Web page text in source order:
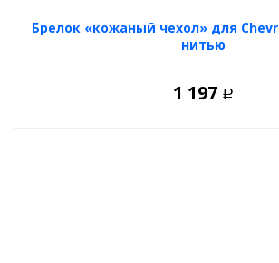
Брелок «кожаный чехол» для
нитью
1 197 Р